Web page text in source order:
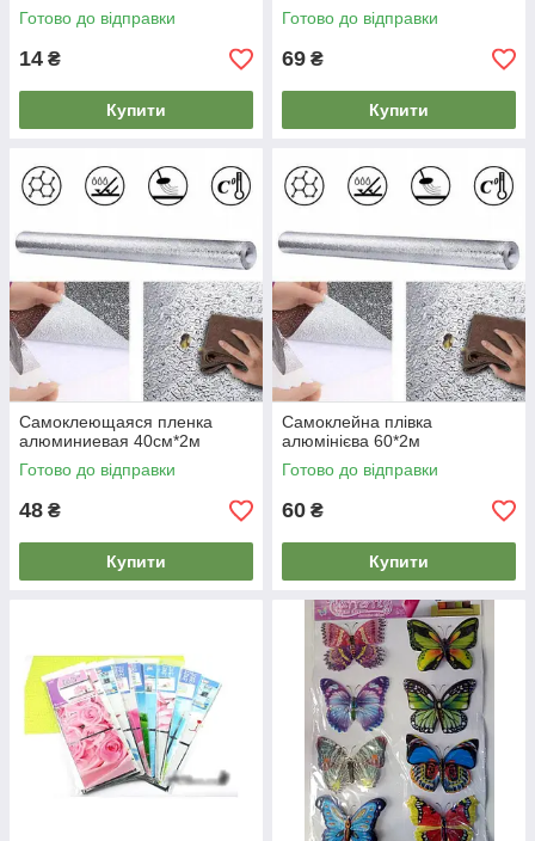
Готово до відправки
14 ₴
Купити
Готово до відправки
69 ₴
Купити
Самоклеющаяся пленка
алюминиевая 40см*2м
Готово до відправки
48 ₴
Купити
Самоклейна плівка
алюмінієва 60*2м
Готово до відправки
60 ₴
Купити